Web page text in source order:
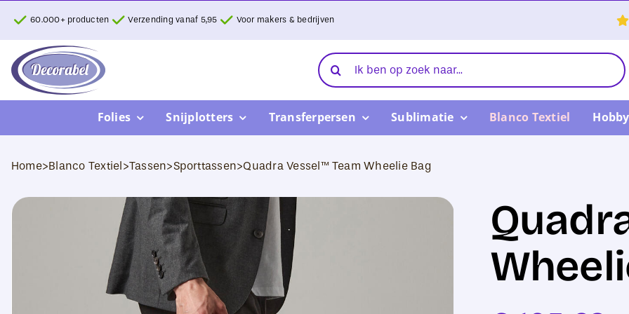
inhoud
60.000+ producten Verzending vanaf 5,95 Voor makers & bedrijven
Zoeken
naar:
Folies Snijplotters Transferpersen Sublimatie Blanco Textiel
Home>Blanco Textiel>Tassen>Sporttassen>Quadra Vessel™ Team Wheelie Bag